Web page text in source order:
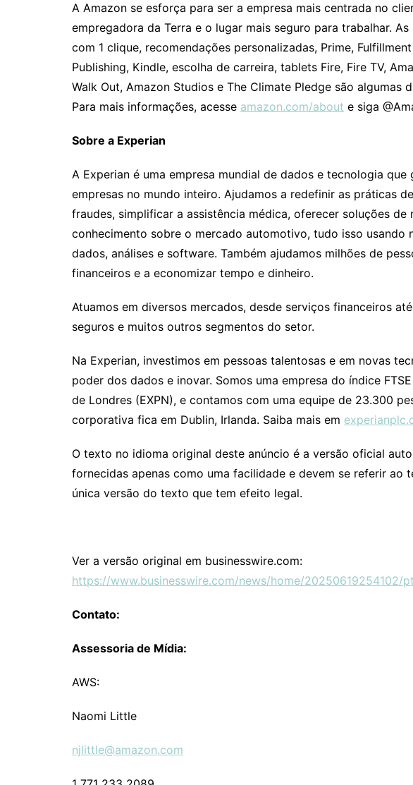
A Amazon se esforça para ser a empresa mais centrada no
empregadora da Terra e o lugar mais seguro para trabalhar.
com 1 clique, recomendações personalizadas, Prime,
Publishing, Kindle, escolha de carreira, tablets Fire, Fire TV,
Walk Out, Amazon Studios e The Climate Pledge são algumas
Para mais informações, acesse amazon.com/about e siga
Sobre a Experian
A Experian é uma empresa mundial de dados e tecnologia
empresas no mundo inteiro. Ajudamos a redefinir as práticas
fraudes, simplificar a assistência médica, oferecer soluções
conhecimento sobre o mercado automotivo, tudo isso usando
dados, análises e software. Também ajudamos milhões de
financeiros e a economizar tempo e dinheiro.
Atuamos em diversos mercados, desde serviços financeiros
seguros e muitos outros segmentos do setor.
Na Experian, investimos em pessoas talentosas e em novas
poder dos dados e inovar. Somos uma empresa do índice
de Londres (EXPN), e contamos com uma equipe de 23.300
corporativa fica em Dublin, Irlanda. Saiba mais em
O texto no idioma original deste anúncio é a versão oficial
fornecidas apenas como uma facilidade e devem se referir ao
única versão do texto que tem efeito legal.
Ver a versão original em businesswire.com:
https://www.businesswire.com/news/home/20250619254102/
Contato:
Assessoria de Mídia:
AWS:
Naomi Little
njlittle@amazon.com